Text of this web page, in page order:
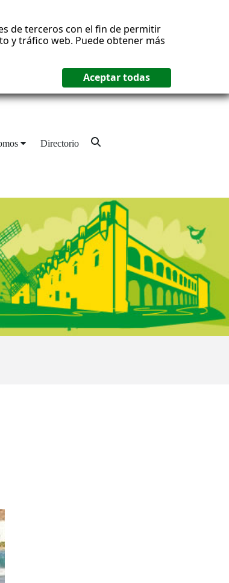
de terceros con el fin de permitir
y tráfico web. Puede obtener más
Directorio